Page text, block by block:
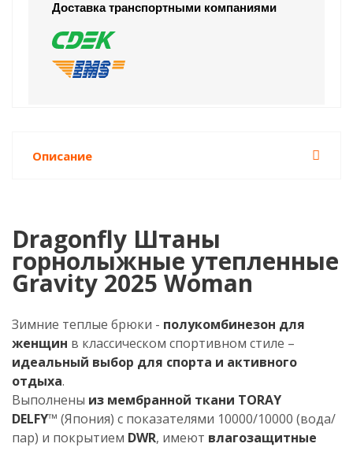
Доставка транспортными компаниями
Описание
Dragonfly Штаны
горнолыжные утепленные
Gravity 2025 Woman
Зимние теплые брюки - полукомбинезон для
женщин в классическом спортивном стиле –
идеальный выбор для спорта и активного
отдыха.
Выполнены из мембранной ткани TORAY
DELFY™ (Япония) с показателями 10000/10000 (вода/
пар) и покрытием DWR, имеют влагозащитные